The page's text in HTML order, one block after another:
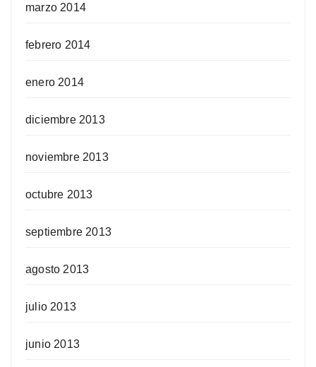
marzo 2014
febrero 2014
enero 2014
diciembre 2013
noviembre 2013
octubre 2013
septiembre 2013
agosto 2013
julio 2013
junio 2013